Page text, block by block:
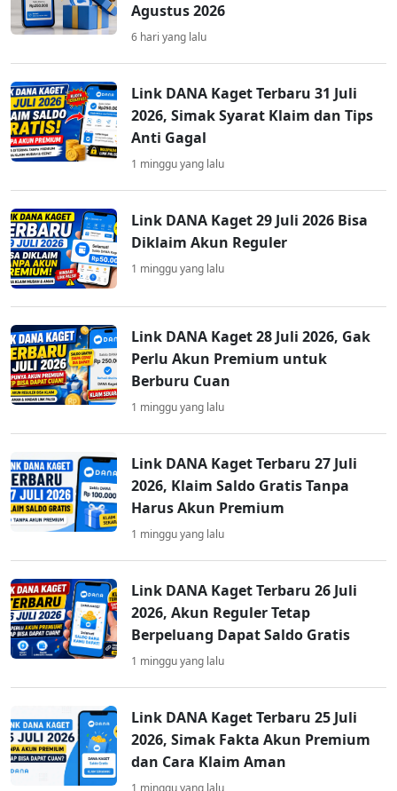
Agustus 2026
6 hari yang lalu
Link DANA Kaget Terbaru 31 Juli
2026, Simak Syarat Klaim dan Tips
Anti Gagal
1 minggu yang lalu
Link DANA Kaget 29 Juli 2026 Bisa
Diklaim Akun Reguler
1 minggu yang lalu
Link DANA Kaget 28 Juli 2026, Gak
Perlu Akun Premium untuk
Berburu Cuan
1 minggu yang lalu
Link DANA Kaget Terbaru 27 Juli
2026, Klaim Saldo Gratis Tanpa
Harus Akun Premium
1 minggu yang lalu
Link DANA Kaget Terbaru 26 Juli
2026, Akun Reguler Tetap
Berpeluang Dapat Saldo Gratis
1 minggu yang lalu
Link DANA Kaget Terbaru 25 Juli
2026, Simak Fakta Akun Premium
dan Cara Klaim Aman